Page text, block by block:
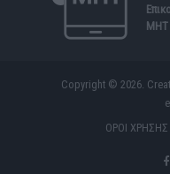
ΜΗΤ
Copyright © 2026.
ΟΡΟΙ ΧΡΗΣΗΣ